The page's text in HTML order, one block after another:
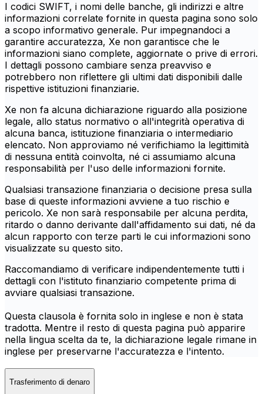
I codici SWIFT, i nomi delle banche, gli indirizzi e altre
informazioni correlate fornite in questa pagina sono solo
a scopo informativo generale. Pur impegnandoci a
garantire accuratezza, Xe non garantisce che le
informazioni siano complete, aggiornate o prive di errori.
I dettagli possono cambiare senza preavviso e
potrebbero non riflettere gli ultimi dati disponibili dalle
rispettive istituzioni finanziarie.
Xe non fa alcuna dichiarazione riguardo alla posizione
legale, allo status normativo o all'integrità operativa di
alcuna banca, istituzione finanziaria o intermediario
elencato. Non approviamo né verifichiamo la legittimità
di nessuna entità coinvolta, né ci assumiamo alcuna
responsabilità per l'uso delle informazioni fornite.
Qualsiasi transazione finanziaria o decisione presa sulla
base di queste informazioni avviene a tuo rischio e
pericolo. Xe non sarà responsabile per alcuna perdita,
ritardo o danno derivante dall'affidamento sui dati, né da
alcun rapporto con terze parti le cui informazioni sono
visualizzate su questo sito.
Raccomandiamo di verificare indipendentemente tutti i
dettagli con l'istituto finanziario competente prima di
avviare qualsiasi transazione.
Questa clausola è fornita solo in inglese e non è stata
tradotta. Mentre il resto di questa pagina può apparire
nella lingua scelta da te, la dichiarazione legale rimane in
inglese per preservarne l'accuratezza e l'intento.
Trasferimento di denaro